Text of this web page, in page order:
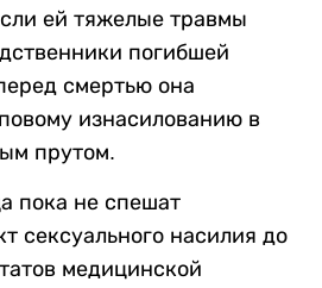
ей тяжелые травмы
погибшей
смертью она
изнасилованию в
прутом.
пока не спешат
сексуального насилия до
медицинской